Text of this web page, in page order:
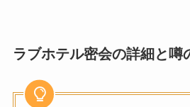
ラブホテル密会の詳細と噂